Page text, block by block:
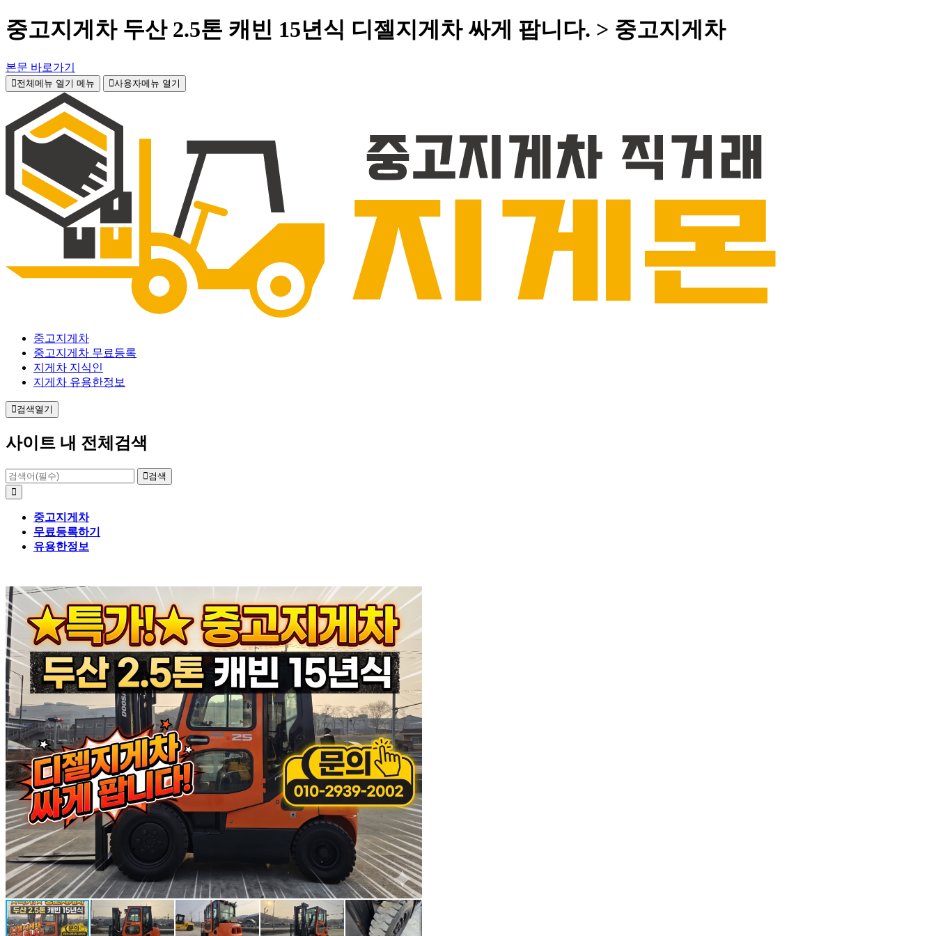
중고지게차 두산 2.5톤 캐빈 15년식 디젤지게차 싸게 팝니다. > 중고지게차
본문 바로가기
전체메뉴 열기 메뉴 사용자메뉴 열기
중고지게차
중고지게차 무료등록
지게차 지식인
지게차 유용한정보
검색열기
사이트 내 전체검색
검색
중고지게차
무료등록하기
유용한정보